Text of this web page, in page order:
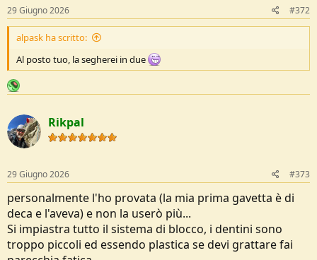
29 Giugno 2026 #372
alpask ha scritto:
Al posto tuo, la segherei in due
Rikpal
29 Giugno 2026 #373
personalmente l'ho provata (la mia prima gavetta è di
deca e l'aveva) e non la userò più...
Si impiastra tutto il sistema di blocco, i dentini sono
troppo piccoli ed essendo plastica se devi grattare fai